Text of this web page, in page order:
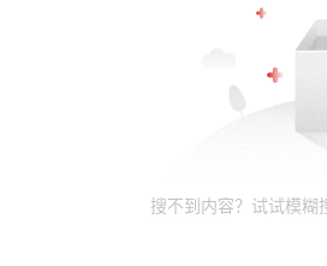
搜不到内容？试试模糊